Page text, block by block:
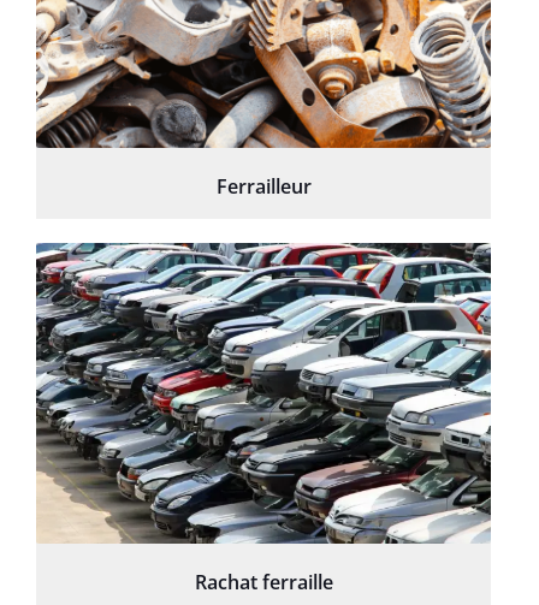
Ferrailleur
Rachat ferraille